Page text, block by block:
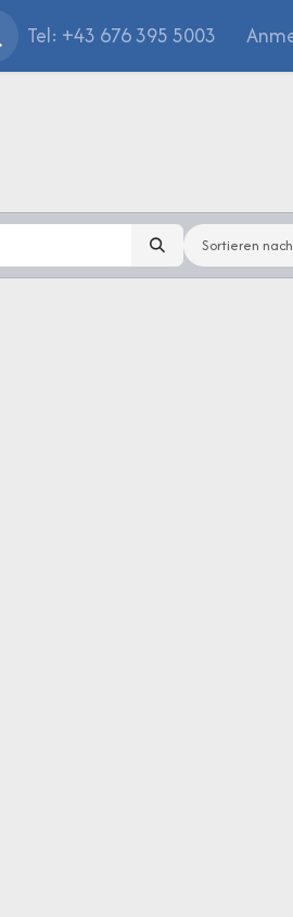
Tel: +43 676 395 5003
Sortieren